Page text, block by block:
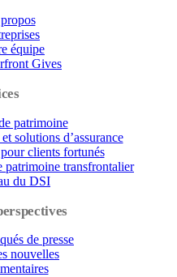
équipe
Gives
patrimoine
solutions d’assurance
clients fortunés
patrimoine transfrontalier
du DSI
de presse
nouvelles